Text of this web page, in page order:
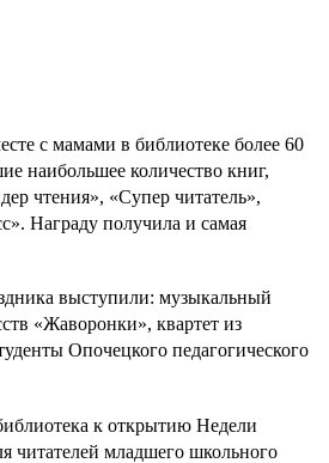
с мамами в библиотеке более 60
наибольшее количество книг,
чтения», «Супер читатель»,
Награду получила и самая
выступили: музыкальный
«Жаворонки», квартет из
Опочецкого педагогического
к открытию Недели
читателей младшего школьного